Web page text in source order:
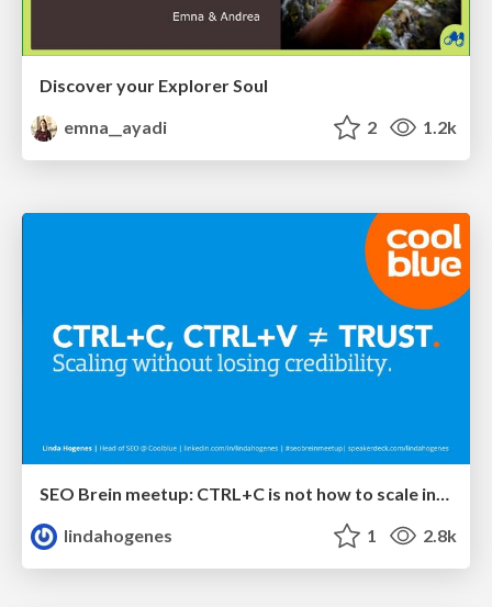
Discover your Explorer Soul
emna__ayadi
2 1.2k
SEO Brein meetup: CTRL+C is not how to scale international SEO
lindahogenes
1 2.8k